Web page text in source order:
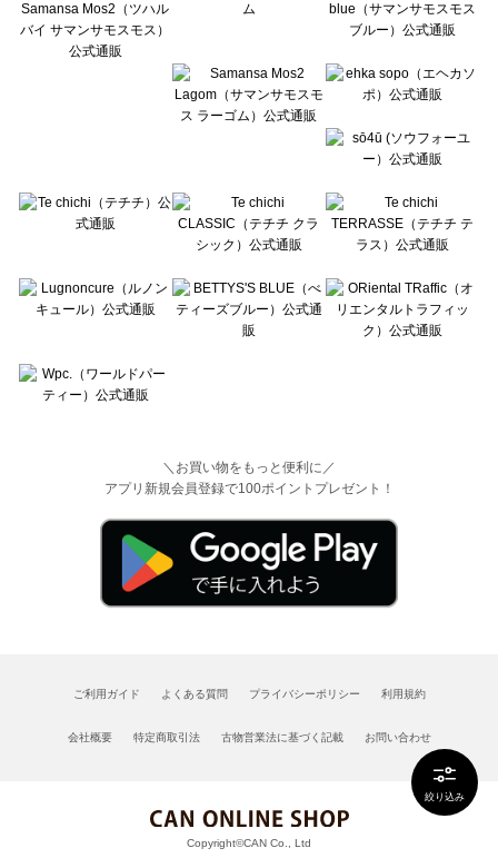
絞り込み
BETTY'S BLUE（べティーズブルー）のワンピース一覧
Wpc.（ワールドパーティー）のワンピース一覧
＼お買い物をもっと便利に／
アプリ新規会員登録で100ポイントプレゼント！
ご利用ガイド よくある質問 プライバシーポリシー 利用規約
会社概要 特定商取引法 古物営業法に基づく記載 お問い合わせ
Copyright©CAN Co., Ltd